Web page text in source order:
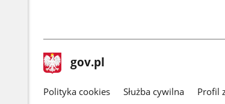
stopka
gov.pl Strona
gov.pl
gov.pl
Polityka cookies Służba cywilna Profil